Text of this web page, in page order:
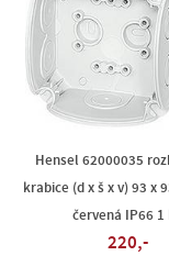
Hensel 62000035
krabice (d x š x v) 93 x
červená IP66 1
220,-